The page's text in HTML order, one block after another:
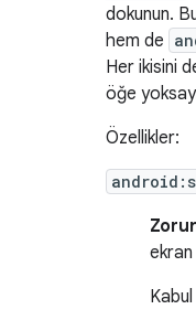
dokunun.
hem de
Her ikisini
öğe
Özellikler: